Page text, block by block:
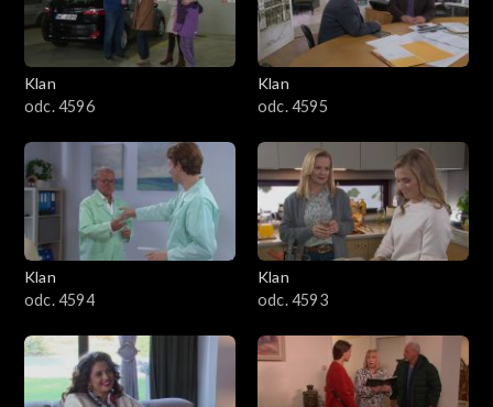
3801–3900
3701–3800
3601–3700
3501–3600
3401–3500
3201–3300
Klan
odc. 4596
Klan
odc. 4595
Klan
odc. 4594
Klan
odc. 4593